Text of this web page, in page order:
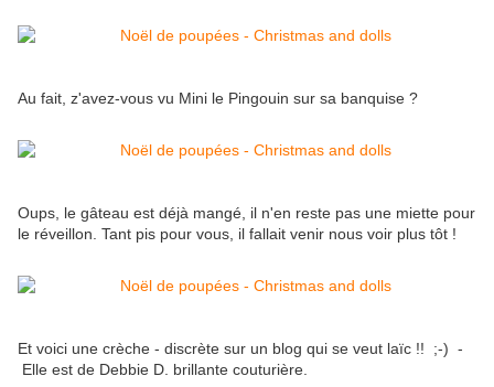
Au fait, z'avez-vous vu Mini le Pingouin sur sa banquise ?
Oups, le gâteau est déjà mangé, il n'en reste pas une miette pour
le réveillon. Tant pis pour vous, il fallait venir nous voir plus tôt !
Et voici une crèche - discrète sur un blog qui se veut laïc !! ;-) -
Elle est de Debbie D. brillante couturière.